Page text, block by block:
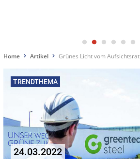
Home Artikel Grünes Licht vom Aufsichtsrat
TRENDTHEMA
24.03.2022